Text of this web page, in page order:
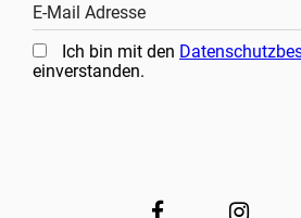
E-Mail Adresse
Ich bin mit den
einverstanden.